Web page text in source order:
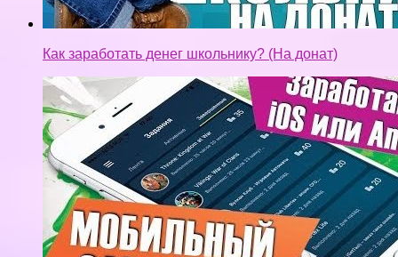
Как заработать денег школьнику? (На донат)